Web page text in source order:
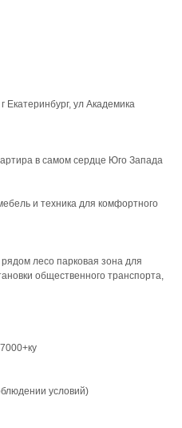
Екатеринбург, ул Академика
в самом сердце Юго Запада
и техника для комфортного
лесо парковая зона для
общественного транспорта,
условий)